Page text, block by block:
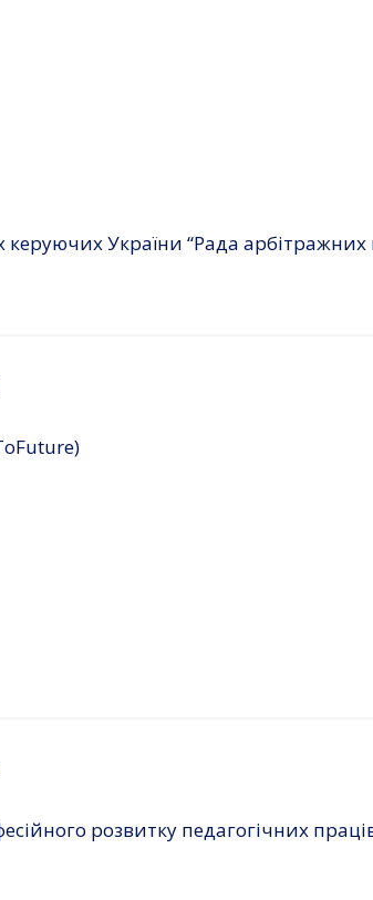
керуючих України “Рада
розвитку педагогічних